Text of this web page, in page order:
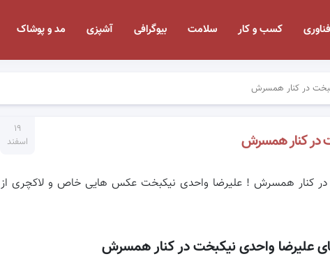
فناوری کسب و کار سلامت بیوگرافی آشپزی مد و پوشاک
در کنار همسرش
۱۹
اسفند
در کنار همسرش
کنار همسرش ! علیرضا واحدی نیکبخت عکس هایی خاص و لاکچری از
واحدی نیکبخت در کنار همسرش